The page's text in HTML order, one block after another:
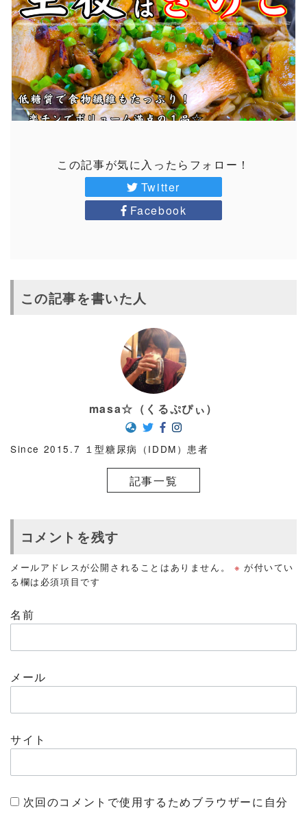
この記事が気に入ったらフォロー！
Twitter
Facebook
この記事を書いた人
masa☆（くるぷぴぃ）
Since 2015.7 １型糖尿病（IDDM）患者
記事一覧
コメントを残す
メールアドレスが公開されることはありません。 ※ が付いてい
る欄は必須項目です
名前
メール
サイト
次回のコメントで使用するためブラウザーに自分